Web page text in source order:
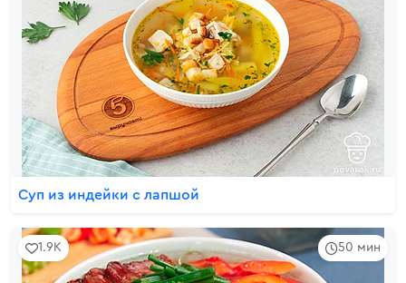
Суп из индейки с лапшой
50 мин
1.9K